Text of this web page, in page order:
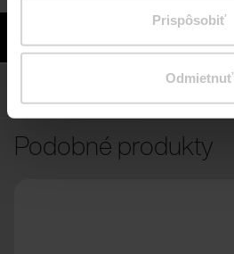
Prispôsobiť
Odmietnuť
Potrebujete poradiť?
Doporučené zostavy
Podobné produkty